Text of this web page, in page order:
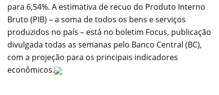
para 6,54%. A estimativa de recuo do Produto Interno
Bruto (PIB) – a soma de todos os bens e serviços
produzidos no país – está no boletim Focus, publicação
divulgada todas as semanas pelo Banco Central (BC),
com a projeção para os principais indicadores
econômicos.